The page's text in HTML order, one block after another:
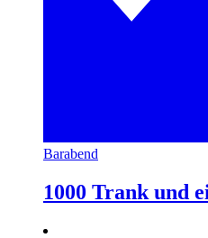
Barabend
1000 Trank und